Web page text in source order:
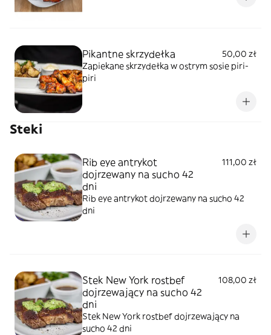
Pikantne skrzydełka
50,00 zł
Zapiekane skrzydełka w ostrym sosie piri-
piri
Steki
Rib eye antrykot
dojrzewany na sucho 42
dni
111,00 zł
Rib eye antrykot dojrzewany na sucho 42
dni
Stek New York rostbef
dojrzewający na sucho 42
dni
108,00 zł
Stek New York rostbef dojrzewający na
sucho 42 dni